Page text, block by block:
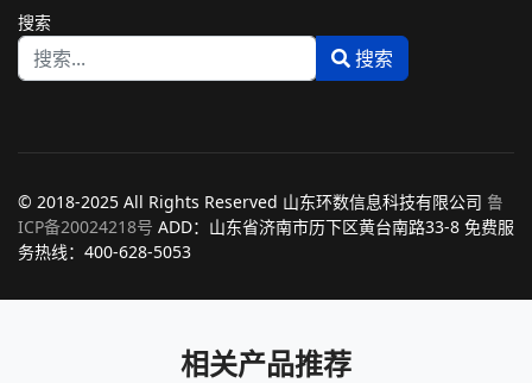
搜索
搜索
© 2018-2025 All Rights Reserved 山东环数信息科技有限公司 鲁
ICP备20024218号 ADD：山东省济南市历下区黄台南路33-8 免费服
务热线：400-628-5053
相关产品推荐